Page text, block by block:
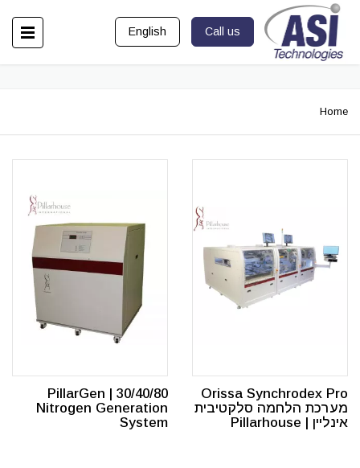
Call us
English
Home
Orissa Synchrodex Pro
מערכת הלחמה סלקטיבית
אינליין | Pillarhouse
PillarGen | 30/40/80
Nitrogen Generation
System